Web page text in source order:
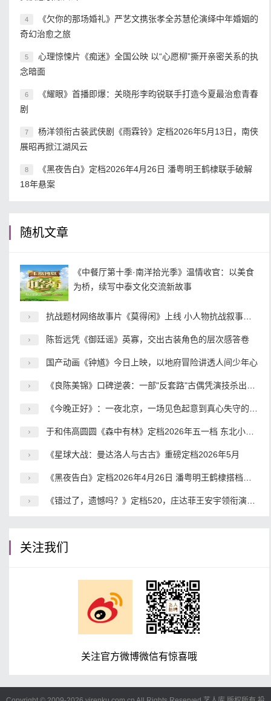
4
《欠你的那场婚礼》严艺文携张孝全苏慧伦演绎中年婚姻的
奇幻治愈之旅
5
心理惊悚片《痴迷》全国公映 以“心愿柳”撕开亲密关系的执
念暗面
6
《耀眼》首播即爆：关晓彤李昀锐联手打造今夏最治愈青春
剧
7
杨洋领衔古装武侠剧《雨霖铃》定档2026年5月13日，南侠
展昭再掀江湖风云
8
《黑夜告白》定档2026年4月26日 潘粤明王鹤棣联手破解
18年悬案
随机文章
《中餐厅第十季·南洋拾光季》温情收官：以美食
为桥，续写中泰文化交流新故事
抗战题材网络故事片《莫得闲》上线 小人物抗战叙事开辟内容新赛道
陈哲远凭《御廷谣》英寡，交出古装角色的层次感答卷
国产动画《钟馗》今日上映，以地府冒险讲透人间少年心
《良陈美锦》口碑逆袭：一部"反套路"古偶凭演技杀出重围
《今晚正好》：一夜北京，一场见色起意到真心失守的都市冒险
于和伟高圆圆《森中有林》定档2026年五一档 东北小人物命运史诗震撼来袭
《星球大战：曼达洛人与古古》重磅定档2026年5月
《黑夜告白》定档2026年4月26日 潘粤明王鹤棣搭档破解18年电梯悬案
《错过了，遗憾吗？》定档520，庄达菲王安宇领衔演绎青春爱情喜剧
关注我们
关注官方微博微信有惊喜哦